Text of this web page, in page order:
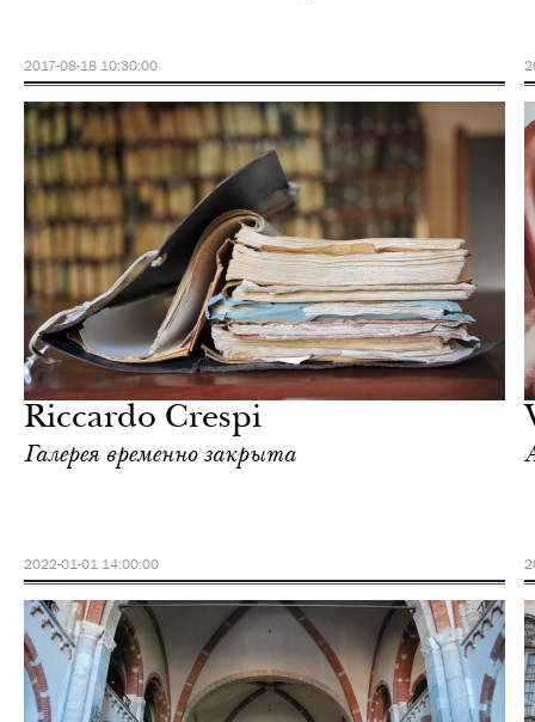
2017-08-18 10:30:00
Riccardo Crespi
Галерея временно закрыта
2022-01-01 14:00:00